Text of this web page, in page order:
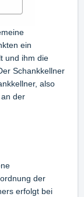
ein
und ihm die
Schankkellner
also
der
der
erfolgt bei